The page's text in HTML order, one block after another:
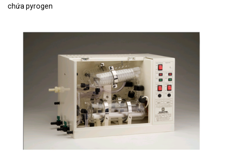
chứa pyrogen